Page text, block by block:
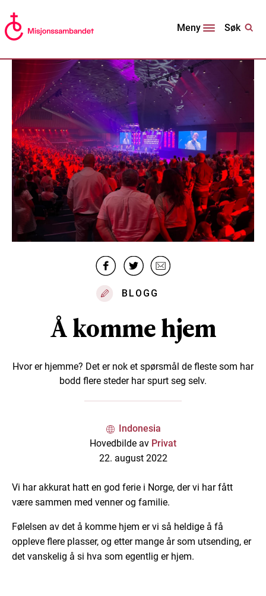
Meny Søk
BLOGG
Å komme hjem
Hvor er hjemme? Det er nok et spørsmål de fleste som har
bodd flere steder har spurt seg selv.
Indonesia
Hovedbilde av Privat
22. august 2022
Vi har akkurat hatt en god ferie i Norge, der vi har fått
være sammen med venner og familie.
Følelsen av det å komme hjem er vi så heldige å få
oppleve flere plasser, og etter mange år som utsending, er
det vanskelig å si hva som egentlig er hjem.